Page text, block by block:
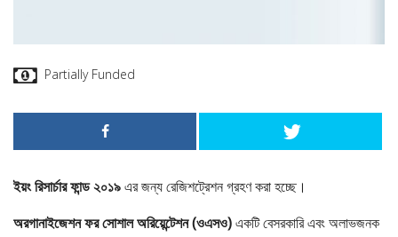
Partially Funded
ইয়ং রিসার্চার ফান্ড ২০১৯এর জন্য রেজিশট্রেশন গ্রহণ করা হচ্ছে।
অরগানাইজেশন ফর সোশাল অরিয়েন্টেশন (ওএসও)একটি বেসরকারি এবং অলাভজনক